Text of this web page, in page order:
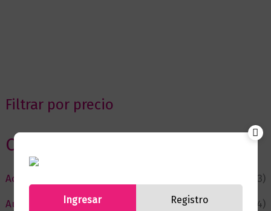
Filtrar por precio
Categorias
Actualidad
(53)
Autor del Mes
(4)
Ingresar Registro